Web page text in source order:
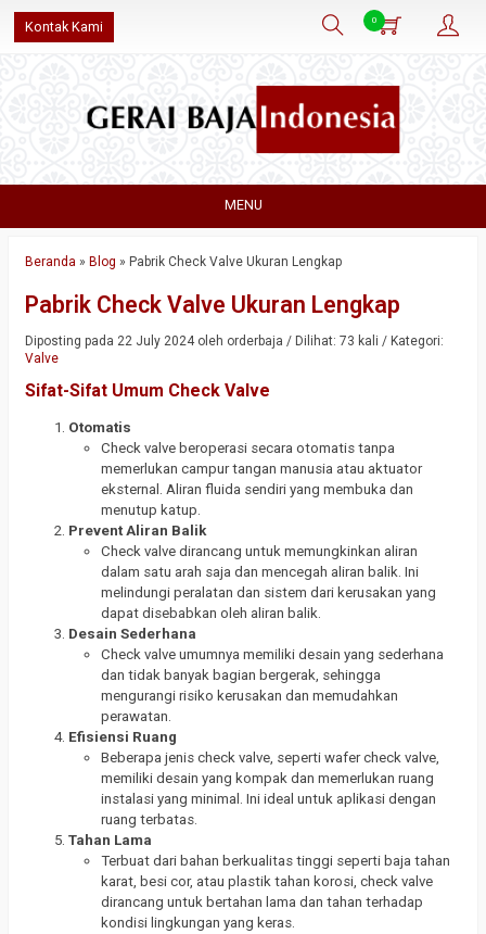
Kontak Kami 0
MENU
Beranda » Blog » Pabrik Check Valve Ukuran Lengkap
Pabrik Check Valve Ukuran Lengkap
Diposting pada 22 July 2024 oleh orderbaja / Dilihat: 73 kali / Kategori:
Valve
Sifat-Sifat Umum Check Valve
Otomatis
Check valve beroperasi secara otomatis tanpa
memerlukan campur tangan manusia atau aktuator
eksternal. Aliran fluida sendiri yang membuka dan
menutup katup.
Prevent Aliran Balik
Check valve dirancang untuk memungkinkan aliran
dalam satu arah saja dan mencegah aliran balik. Ini
melindungi peralatan dan sistem dari kerusakan yang
dapat disebabkan oleh aliran balik.
Desain Sederhana
Check valve umumnya memiliki desain yang sederhana
dan tidak banyak bagian bergerak, sehingga
mengurangi risiko kerusakan dan memudahkan
perawatan.
Efisiensi Ruang
Beberapa jenis check valve, seperti wafer check valve,
memiliki desain yang kompak dan memerlukan ruang
instalasi yang minimal. Ini ideal untuk aplikasi dengan
ruang terbatas.
Tahan Lama
Terbuat dari bahan berkualitas tinggi seperti baja tahan
karat, besi cor, atau plastik tahan korosi, check valve
dirancang untuk bertahan lama dan tahan terhadap
kondisi lingkungan yang keras.